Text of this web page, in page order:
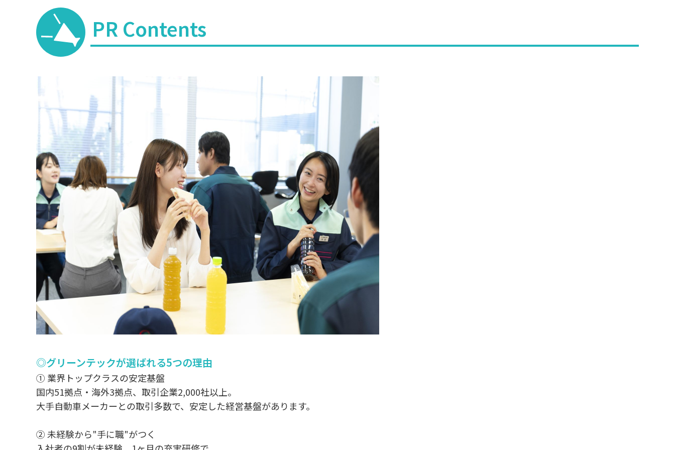
PR Contents
◎グリーンテックが選ばれる5つの理由
① 業界トップクラスの安定基盤
国内51拠点・海外3拠点、取引企業2,000社以上。
大手自動車メーカーとの取引多数で、安定した経営基盤があります。
② 未経験から"手に職"がつく